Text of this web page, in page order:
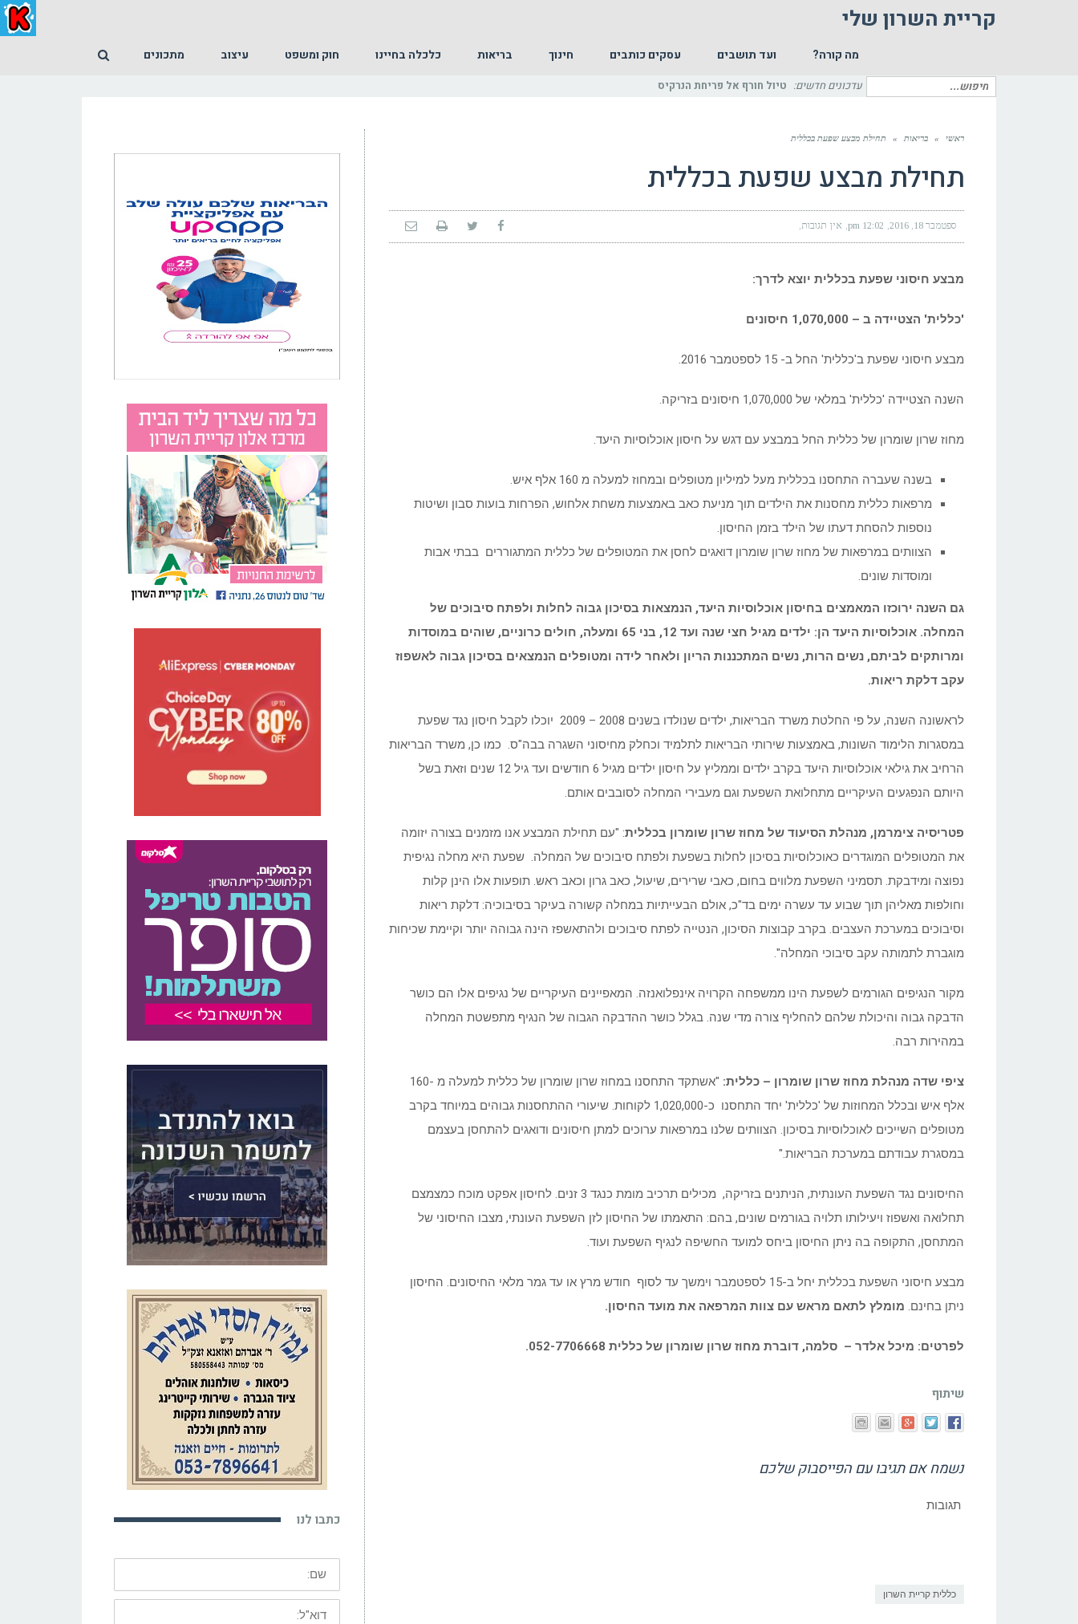
קריית השרון שלי
מה קורה? ועד תושבים עסקים כותבים חינוך בריאות כלכלה בחיינו חוק ומשפט עיצוב מתכונים
חיפוש
עדכונים חדשים: טיול חורף אל פריחת הנרקיס
ראשי » בריאות » תחילת מבצע שפעת בכללית
תחילת מבצע שפעת בכללית
ספטמבר 18, 2016 12:02 pm אין תגובות
מבצע חיסוני שפעת בכללית יוצא לדרך:
'כללית' הצטיידה ב – 1,070,000 חיסונים
מבצע חיסוני שפעת ב'כללית' החל ב- 15 לספטמבר 2016.
השנה הצטיידה 'כללית' במלאי של 1,070,000 חיסונים בזריקה.
מחוז שרון שומרון של כללית החל במבצע עם דגש על חיסון אוכלוסיות היעד.
בשנה שעברה התחסנו בכללית מעל למיליון מטופלים ובמחוז למעלה מ 160 אלף איש.
מרפאות כללית מחסנות את הילדים תוך מניעת כאב באמצעות משחת אלחוש, הפרחות בועות סבון ושיטות
נוספות להסחת דעתו של הילד בזמן החיסון.
הצוותים במרפאות של מחוז שרון שומרון דואגים לחסן את המטופלים של כללית המתגוררים בבתי אבות
ומוסדות שונים.
גם השנה ירוכזו המאמצים בחיסון אוכלוסיות היעד, הנמצאות בסיכון גבוה לחלות ולפתח סיבוכים של
המחלה. אוכלוסיות היעד הן: ילדים מגיל חצי שנה ועד 12, בני 65 ומעלה, חולים כרוניים, שוהים במוסדות
ומרותקים לביתם, נשים הרות, נשים המתכננות הריון ולאחר לידה ומטופלים הנמצאים בסיכון גבוה לאשפוז
עקב דלקת ריאות.
לראשונה השנה, על פי החלטת משרד הבריאות, ילדים שנולדו בשנים 2008 – 2009 יוכלו לקבל חיסון נגד שפעת
במסגרות הלימוד השונות, באמצעות שירותי הבריאות לתלמיד וכחלק מחיסוני השגרה בבה"ס. כמו כן, משרד הבריאות
הרחיב את גילאי אוכלוסיות היעד בקרב ילדים וממליץ על חיסון ילדים מגיל 6 חודשים ועד גיל 12 שנים וזאת בשל
היותם הנפגעים העיקריים מתחלואת השפעת וגם מעבירי המחלה לסובבים אותם.
פטריסיה צימרמן, מנהלת הסיעוד של מחוז שרון שומרון בכללית: "עם תחילת המבצע אנו מזמנים בצורה יזומה
את המטופלים המוגדרים כאוכלוסיות בסיכון לחלות בשפעת ולפתח סיבוכים של המחלה. שפעת היא מחלה נגיפית
נפוצה ומידבקת. תסמיני השפעת מלווים בחום, כאבי שרירים, שיעול, כאב גרון וכאב ראש. תופעות אלו הינן קלות
וחולפות מאליהן תוך שבוע עד עשרה ימים בד"כ, אולם הבעייתיות במחלה קשורה בעיקר בסיבוכיה: דלקת ריאות
וסיבוכים במערכת העצבים. בקרב קבוצות הסיכון, הנטייה לפתח סיבוכים ולהתאשפז הינה גבוהה יותר וקיימת שכיחות
מוגברת לתמותה עקב סיבוכי המחלה".
מקור הנגיפים הגורמים לשפעת הינו ממשפחה הקרויה אינפלואנזה. המאפיינים העיקריים של נגיפים אלו הם כושר
הדבקה גבוה והיכולת שלהם להחליף צורה מדי שנה. בגלל כושר ההדבקה הגבוה של הנגיף מתפשטת המחלה
במהירות רבה.
ציפי שדה מנהלת מחוז שרון שומרון – כללית:
"אשתקד התחסנו במחוז שרון שומרון של כללית למעלה מ -160
אלף איש ובכלל המחוזות של 'כללית' יחד התחסנו כ-1,020,000 לקוחות. שיעורי ההתחסנות גבוהים במיוחד בקרב
מטופלים השייכים לאוכלוסיות בסיכון. הצוותים שלנו במרפאות ערוכים למתן חיסונים ודואגים להתחסן בעצמם
במסגרת עבודתם במערכת הבריאות."
החיסונים נגד השפעת העונתית, הניתנים בזריקה, מכילים תרכיב מומת כנגד 3 זנים. לחיסון אפקט מוכח כמצמצם
תחלואה ואשפוז ויעילותו תלויה בגורמים שונים, בהם: התאמתו של החיסון לזן השפעת העונתי, מצבו החיסוני של
המתחסן, התקופה בה ניתן החיסון ביחס למועד החשיפה לנגיף השפעת ועוד.
מבצע חיסוני השפעת בכללית יחל ב-15 לספטמבר וימשך עד לסוף חודש מרץ או עד גמר מלאי החיסונים. החיסון
ניתן בחינם. מומלץ לתאם מראש עם צוות המרפאה את מועד החיסון.
לפרטים: מיכל אלדר – סלמה, דוברת מחוז שרון שומרון של כללית 052-7706668.
שיתוף
נשמח אם תגיבו עם הפייסבוק שלכם
תגובות
כללית קריית השרון
כתבו לנו
שם:
דוא"ל: